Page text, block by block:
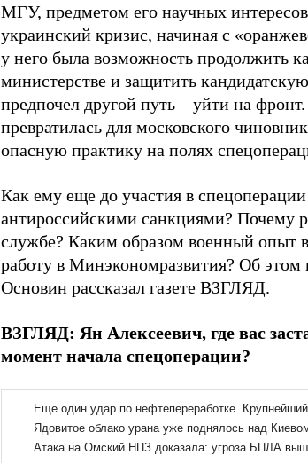
МГУ, предметом его научных
украинский кризис, начиная с
у него была возможность продолжить
министерстве и защитить
предпочел другой путь – уйти на
превратилась для московского
опасную практику на полях
Как ему еще до участия в
антироссийскими санкциями? Почему
службе? Каким образом военный опыт
работу в Минэкономразвития? Об
Основин рассказал газете ВЗГЛЯД.
ВЗГЛЯД: Ян Алексеевич, где вас
момент начала спецоперации?